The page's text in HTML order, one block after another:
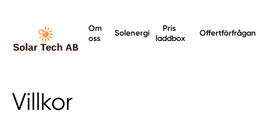
Om
oss
Solenergi
Pris
laddbox
Offertförfrågan
Villkor